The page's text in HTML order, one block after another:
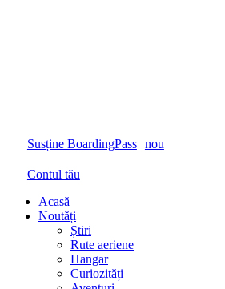
Susține BoardingPass nou
Contul tău
Acasă
Noutăți
Știri
Rute aeriene
Hangar
Curiozități